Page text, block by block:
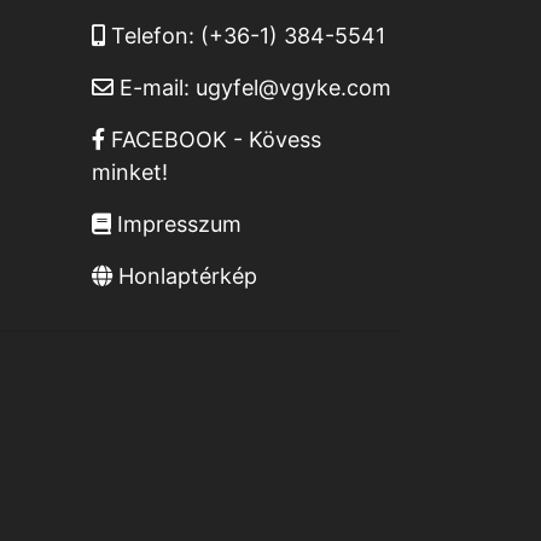
Telefon: (+36-1) 384-5541
E-mail: ugyfel@vgyke.com
FACEBOOK - Kövess
minket!
Impresszum
Honlaptérkép